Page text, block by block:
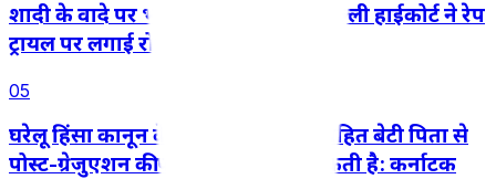
शादी के वादे पर भरोसा कर सकती है? दिल्ली हाईकोर्ट ने रेप
ट्रायल पर लगाई रोक
05
घरेलू हिंसा कानून के तहत बालिग़ अविवाहित बेटी पिता से
पोस्ट-ग्रेजुएशन की पढ़ाई का खर्च मांग सकती है: कर्नाटक